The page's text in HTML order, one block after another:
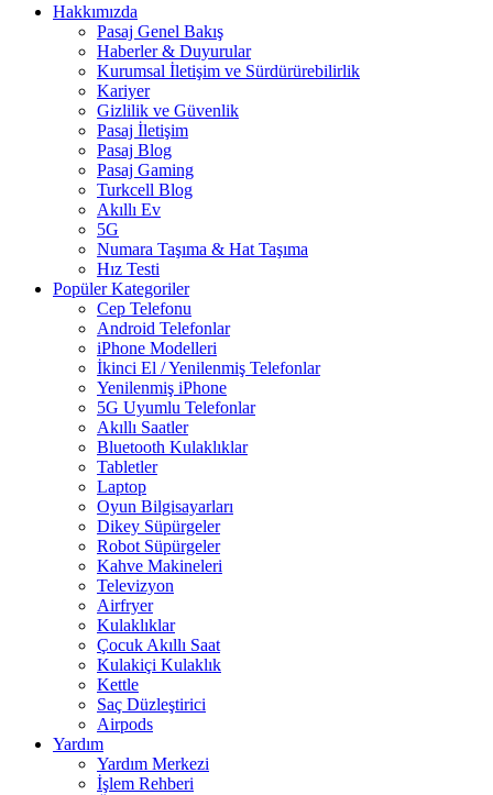
Hakkımızda
Pasaj Genel Bakış
Haberler & Duyurular
Kurumsal İletişim ve Sürdürürebilirlik
Kariyer
Gizlilik ve Güvenlik
Pasaj İletişim
Pasaj Blog
Pasaj Gaming
Turkcell Blog
Akıllı Ev
5G
Numara Taşıma & Hat Taşıma
Hız Testi
Popüler Kategoriler
Cep Telefonu
Android Telefonlar
iPhone Modelleri
İkinci El / Yenilenmiş Telefonlar
Yenilenmiş iPhone
5G Uyumlu Telefonlar
Akıllı Saatler
Bluetooth Kulaklıklar
Tabletler
Laptop
Oyun Bilgisayarları
Dikey Süpürgeler
Robot Süpürgeler
Kahve Makineleri
Televizyon
Airfryer
Kulaklıklar
Çocuk Akıllı Saat
Kulakiçi Kulaklık
Kettle
Saç Düzleştirici
Airpods
Yardım
Yardım Merkezi
İşlem Rehberi